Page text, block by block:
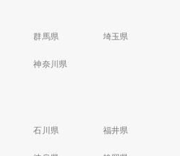
群馬県 埼玉県
神奈川県
石川県 福井県